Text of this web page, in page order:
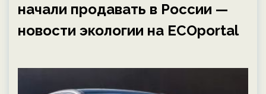
начали продавать в России —
новости экологии на ECOportal